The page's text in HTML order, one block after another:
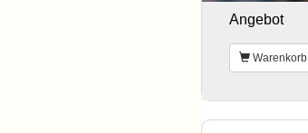
Angebot
Warenkorb